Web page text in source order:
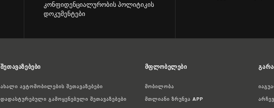
კონფიდენციალურობის პოლიტიკის
დოკუმენტები
შეთავაზებები
ახალი ავტომობილების შეთავაზებები
დადასტურებული გამოყენებული შეთავაზებები
მფლობელები
მობილობა
მთლიანი ზრუნვა APP